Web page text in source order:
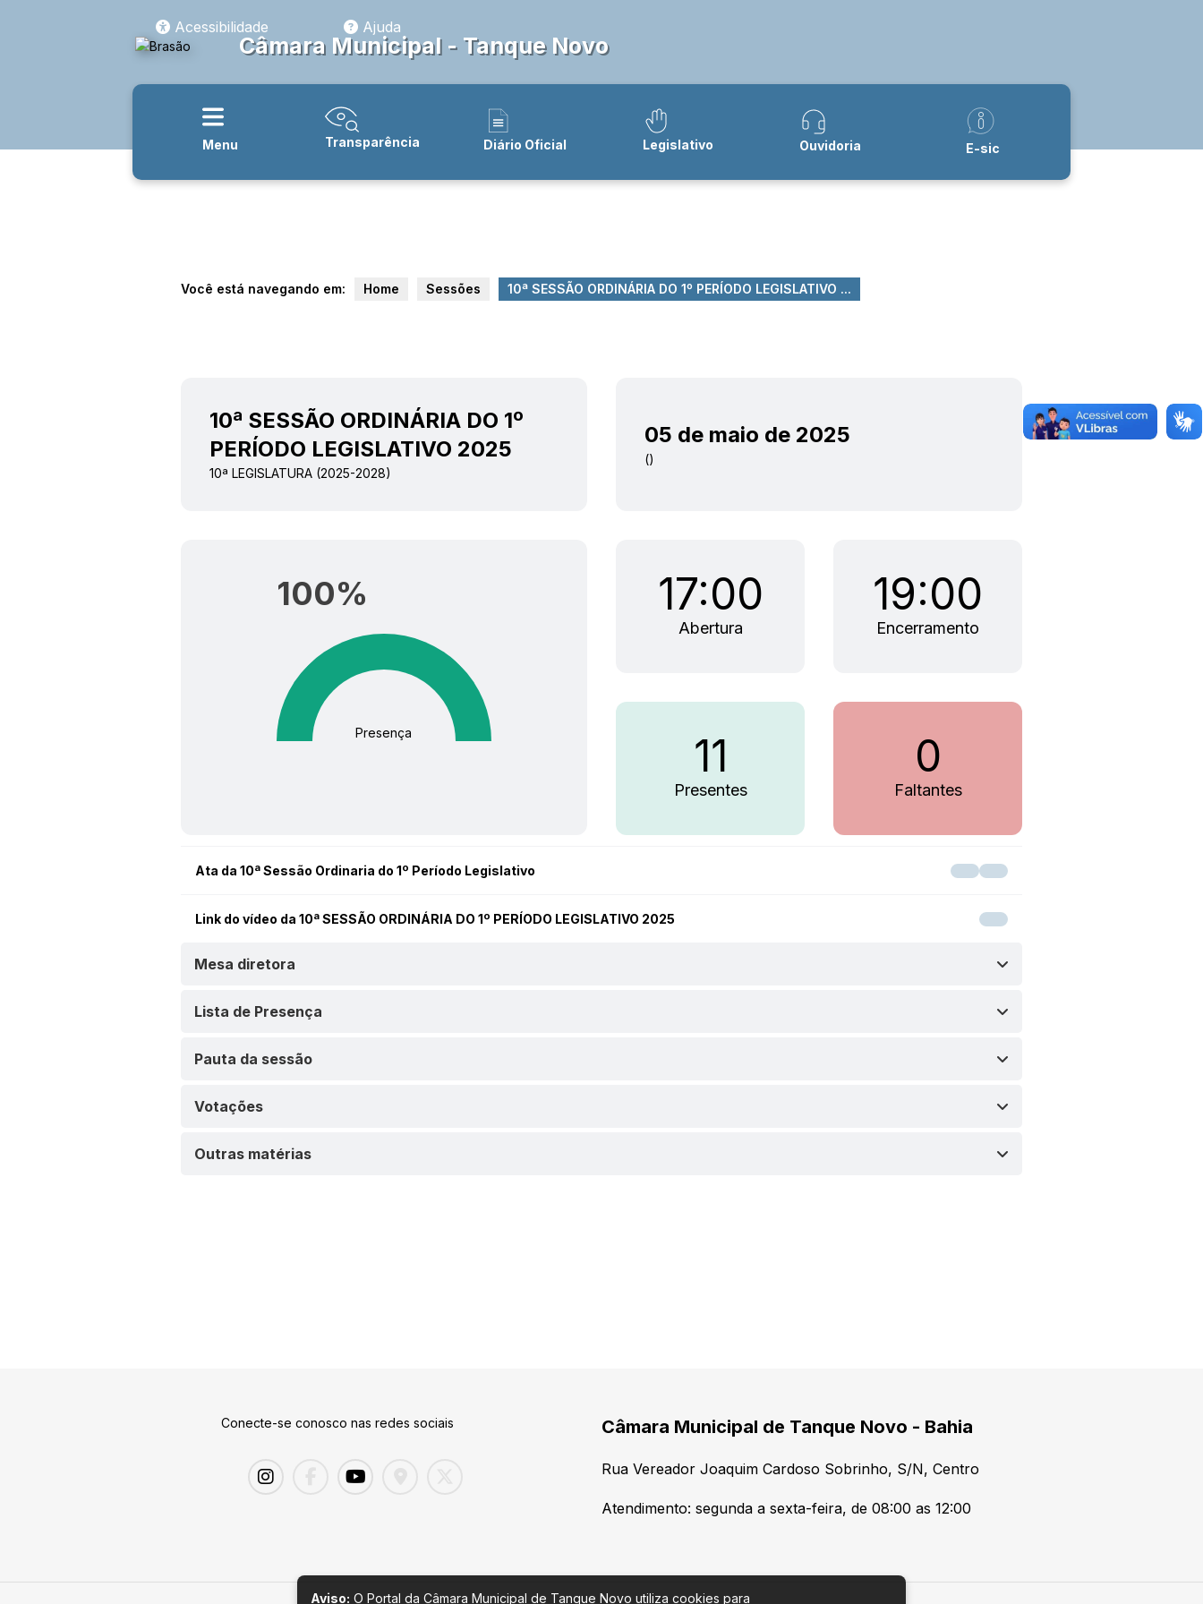
Acessibilidade Ajuda
Câmara Municipal - Tanque Novo
Menu Transparência Diário Oficial Legislativo Ouvidoria E-sic
Você está navegando em: Home Sessões 10ª SESSÃO ORDINÁRIA DO 1º PERÍODO LEGISLATIVO ...
10ª SESSÃO ORDINÁRIA DO 1º
PERÍODO LEGISLATIVO 2025
10ª LEGISLATURA (2025-2028)
05 de maio de 2025
()
100%
Presença
17:00
Abertura
19:00
Encerramento
11
Presentes
0
Faltantes
Ata da 10ª Sessão Ordinaria do 1º Período Legislativo
Link do vídeo da 10ª SESSÃO ORDINÁRIA DO 1º PERÍODO LEGISLATIVO 2025
Mesa diretora
Lista de Presença
Pauta da sessão
Votações
Outras matérias
Conecte-se conosco nas redes sociais Câmara Municipal de Tanque Novo - Bahia
Rua Vereador Joaquim Cardoso Sobrinho, S/N, Centro
Atendimento: segunda a sexta-feira, de 08:00 as 12:00
Aviso: O Portal da Câmara Municipal de Tanque Novo utiliza cookies para